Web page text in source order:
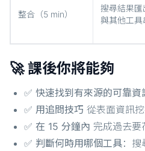
整合（5 min）
搜尋結果匯
與其他工具
🚀 課後你將能夠
✅ 快速找到有來源的可靠資
✅ 用追問技巧 從表面資訊
✅ 在 15 分鐘內 完成過去要
✅ 判斷何時用哪個工具：